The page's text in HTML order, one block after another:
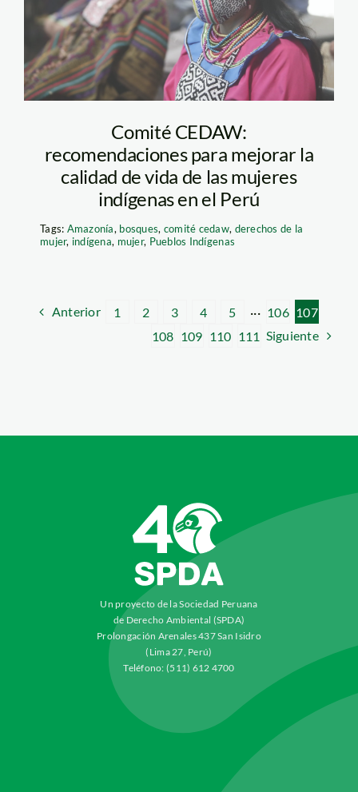
Comité CEDAW:
recomendaciones para mejorar la
calidad de vida de las mujeres
indígenas en el Perú
Tags: Amazonía, bosques, comité cedaw, derechos de la
mujer, indígena, mujer, Pueblos Indígenas
Anterior 1 2 3 4 5 ··· 106 107
108 109 110 111 Siguiente
Un proyecto de la Sociedad Peruana
de Derecho Ambiental (SPDA)
Prolongación Arenales 437 San Isidro
(Lima 27, Perú)
Teléfono: (511) 612 4700